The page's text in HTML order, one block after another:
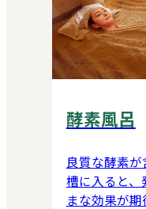
酵素風呂
良質な酵素
槽に入ると
まな効果が期